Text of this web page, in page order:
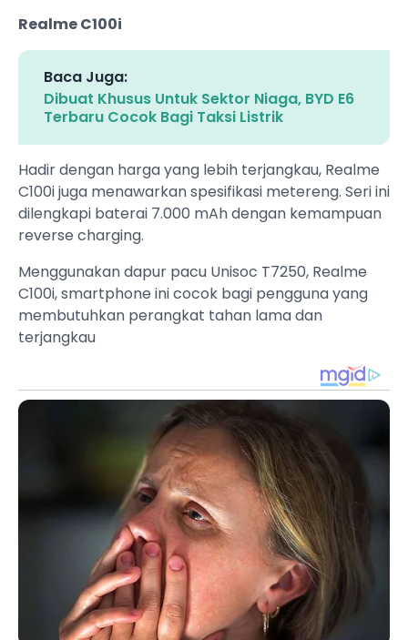
Realme C100i
Baca Juga:
Dibuat Khusus Untuk Sektor Niaga, BYD E6
Terbaru Cocok Bagi Taksi Listrik
Hadir dengan harga yang lebih terjangkau, Realme
C100i juga menawarkan spesifikasi metereng. Seri ini
dilengkapi baterai 7.000 mAh dengan kemampuan
reverse charging.
Menggunakan dapur pacu Unisoc T7250, Realme
C100i, smartphone ini cocok bagi pengguna yang
membutuhkan perangkat tahan lama dan
terjangkau